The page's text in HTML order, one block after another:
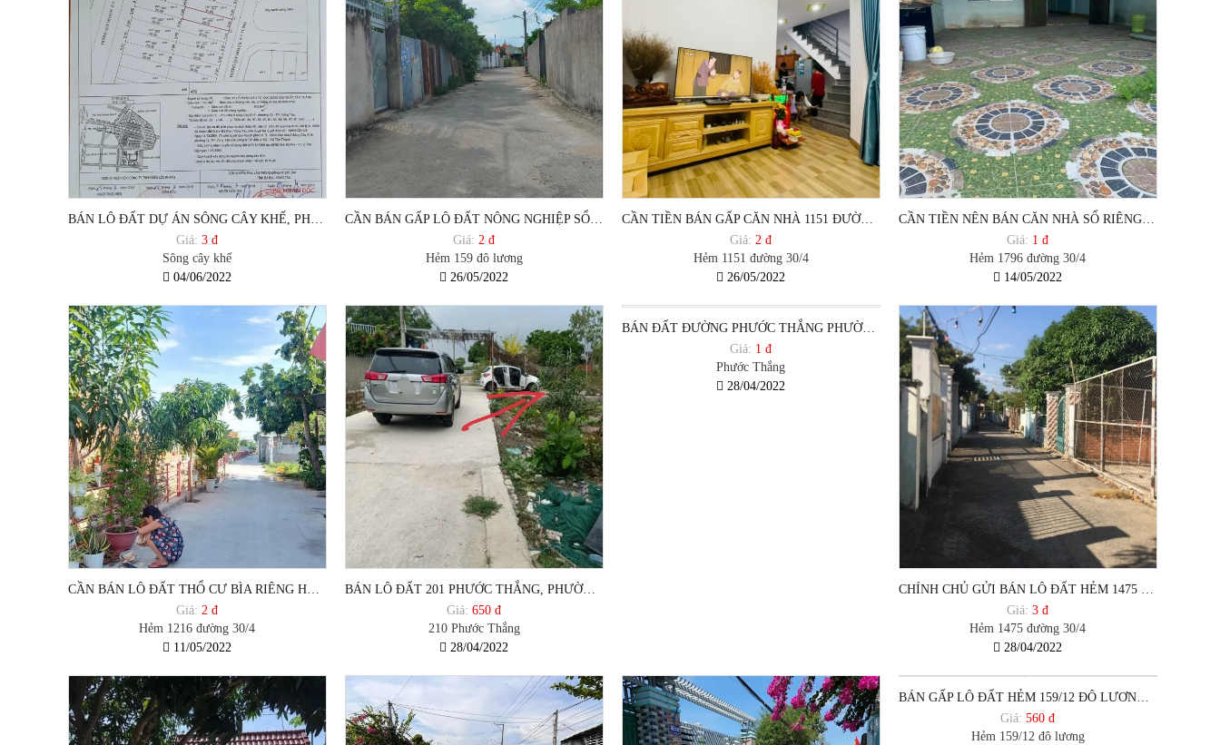
BÁN LÔ ĐẤT DỰ ÁN SÔNG CÂY KHẾ, PHƯỜNG 12, TP VŨNG TÀU.
Giá: 3 đ
Sông cây khế
04/06/2022
CẦN BÁN GẤP LÔ ĐẤT NÔNG NGHIỆP SỔ RIÊNG HẺM 159 ĐÔ LƯƠNG, PHƯỜNG 12 ,TP VŨNG TÀU.
Giá: 2 đ
Hẻm 159 đô lương
26/05/2022
CẦN TIỀN BÁN GẤP CĂN NHÀ 1151 ĐƯỜNG 30/4 PHƯỜNG 12, TP VŨNG TÀU.
Giá: 2 đ
Hẻm 1151 đường 30/4
26/05/2022
CẦN TIỀN NÊN BÁN CĂN NHÀ SỔ RIÊNG HẺM 1796 ĐƯỜNG 30/4 PHƯỜNG 12, TP VŨNG TÀU.
Giá: 1 đ
Hẻm 1796 đường 30/4
14/05/2022
CẦN BÁN LÔ ĐẤT THỔ CƯ BÌA RIÊNG HẺM 1216 ĐƯỜNG 30/4 PHƯỜNG 12 TP VŨNG TÀU .
Giá: 2 đ
Hẻm 1216 đường 30/4
11/05/2022
BÁN LÔ ĐẤT 201 PHƯỚC THẮNG, PHƯỜNG 12, TP VŨNG TÀU
Giá: 650 đ
210 Phước Thắng
28/04/2022
BÁN ĐẤT ĐƯỜNG PHƯỚC THẮNG PHƯỜNG 12 VŨNG TÀU
Giá: 1 đ
Phước Thắng
28/04/2022
Giá: 3 đ
Hẻm 1475 đường 30/4
28/04/2022
BÁN GẤP LÔ ĐẤT HẺM 159/12 ĐÔ LƯƠNG, F12.TP VŨNG TÀU
Giá: 560 đ
Hẻm 159/12 đô lương